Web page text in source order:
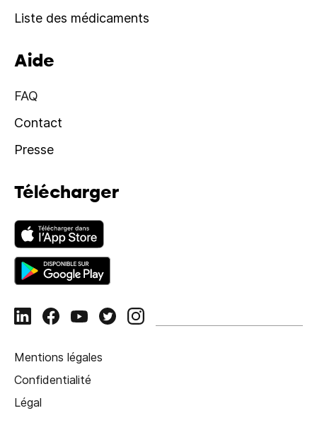
Liste des médicaments
Aide
FAQ
Contact
Presse
Télécharger
Mentions légales
Confidentialité
Légal